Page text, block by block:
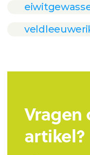
Vragen
artikel?